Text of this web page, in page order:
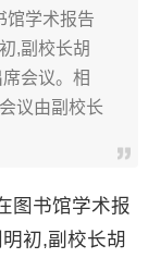
馆学术报告
,副校长胡
会议。相
议由副校长
书馆学术报
初,副校长胡